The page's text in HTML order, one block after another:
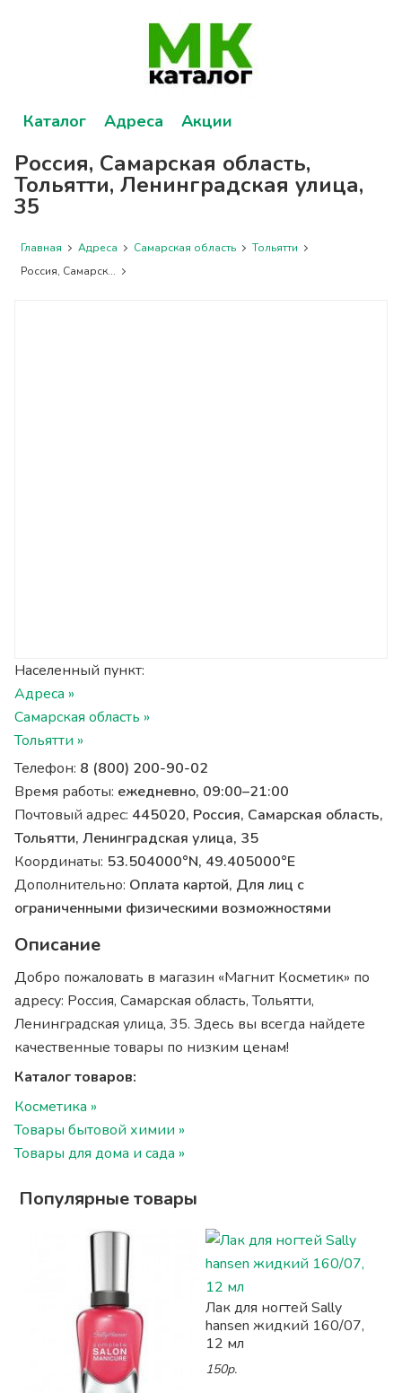
Каталог Адреса Акции
Россия, Самарская область,
Тольятти, Ленинградская улица,
35
Главная Адреса Самарская область
Тольятти
Россия, Самарск...
Населенный пункт:
Адреса »
Самарская область »
Тольятти »
Телефон: 8 (800) 200-90-02
Время работы: ежедневно, 09:00–21:00
Почтовый адрес: 445020, Россия, Самарская область,
Тольятти, Ленинградская улица, 35
Координаты: 53.504000°N, 49.405000°E
Дополнительно: Оплата картой, Для лиц с
ограниченными физическими возможностями
Описание
Добро пожаловать в магазин «Магнит Косметик» по
адресу: Россия, Самарская область, Тольятти,
Ленинградская улица, 35. Здесь вы всегда найдете
качественные товары по низким ценам!
Каталог товаров:
Косметика »
Товары бытовой химии »
Товары для дома и сада »
Популярные товары
Лак для ногтей Sally
hansen жидкий 160/07,
12 мл
150р.